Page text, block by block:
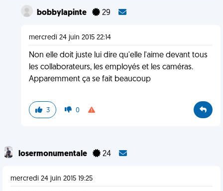
bobbylapinte 29
mercredi 24 juin 2015 22:14
Non elle doit juste lui dire qu'elle l'aime devant tous
les collaborateurs, les employés et les caméras.
Apparemment ça se fait beaucoup
3 0
losermonumentale 24
mercredi 24 juin 2015 19:25